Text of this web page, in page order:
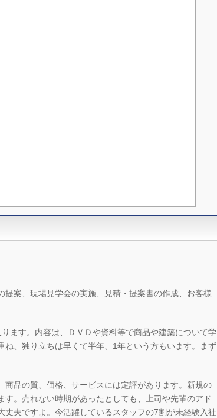
提案、現場見学会の実施、見積・提案書の作成、お客様
ます。内容は、ＤＶＤや資料等で商品や建築について学
ね、独り立ちは早くて半年、1年という方もいます。まず
商品の質、価格、サービスには定評があります。新規の
す。売れない時期があったとしても、上司や先輩のアド
丈夫ですよ。今活躍しているスタッフの7割が未経験入社